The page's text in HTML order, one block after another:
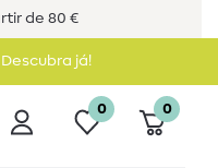
de 80 €
já!
0 0